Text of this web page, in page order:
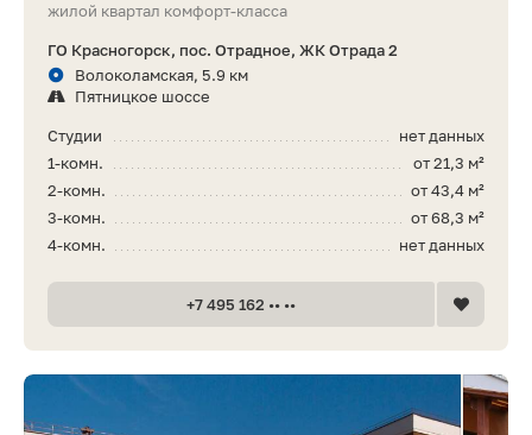
жилой квартал комфорт-класса
ГО Красногорск, пос. Отрадное, ЖК Отрада 2
Волоколамская, 5.9 км
Пятницкое шоссе
нет данных
Студии
от 21,3 м²
1-комн.
от 43,4 м²
2-комн.
от 68,3 м²
3-комн.
нет данных
4-комн.
+7 495 162 •• ••